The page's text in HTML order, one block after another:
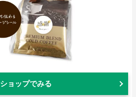
ショップでみる